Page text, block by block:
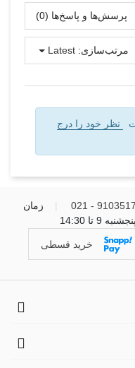
پرسش‌ها و پاسخ‌ها (0)
مرتب‌سازی: Latest
نظر خود را درج
91035179 -
زمان
خرید قسطی